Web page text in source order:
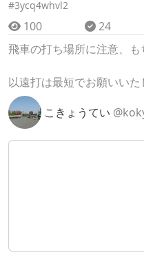
#3ycq4whvl2
100 24
飛車の打ち場所に注意、も
以遠打は最短でお願いいた
こきょうてい